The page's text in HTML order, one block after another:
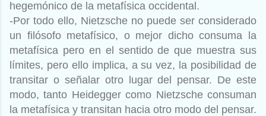
hegemónico de la metafísica occidental.
-Por todo ello, Nietzsche no puede ser considerado
un filósofo metafísico, o mejor dicho consuma la
metafísica pero en el sentido de que muestra sus
límites, pero ello implica, a su vez, la posibilidad de
transitar o señalar otro lugar del pensar. De este
modo, tanto Heidegger como Nietzsche consuman
la metafísica y transitan hacia otro modo del pensar.